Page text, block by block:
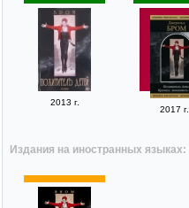
2013 г.
2017 г.
Издания на иностранных языках: